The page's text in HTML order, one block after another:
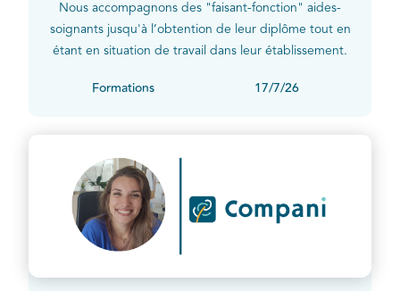
Nous accompagnons des "faisant-fonction" aides-
soignants jusqu'à l’obtention de leur diplôme tout en
étant en situation de travail dans leur établissement.
Formations 17/7/26